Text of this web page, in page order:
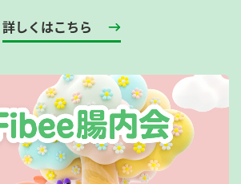
詳しくはこちら